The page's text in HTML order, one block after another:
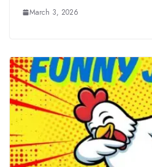
March 3, 2026